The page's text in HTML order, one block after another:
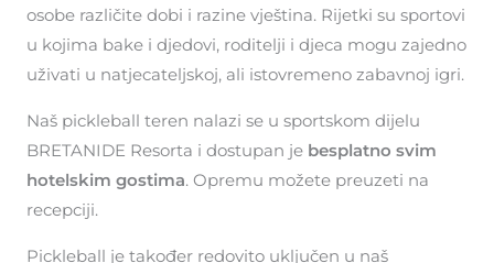
osobe različite dobi i razine vještina. Rijetki su sportovi
u kojima bake i djedovi, roditelji i djeca mogu zajedno
uživati u natjecateljskoj, ali istovremeno zabavnoj igri.
Naš pickleball teren nalazi se u sportskom dijelu
BRETANIDE Resorta i dostupan je besplatno svim
hotelskim gostima. Opremu možete preuzeti na
recepciji.
Pickleball je također redovito uključen u naš